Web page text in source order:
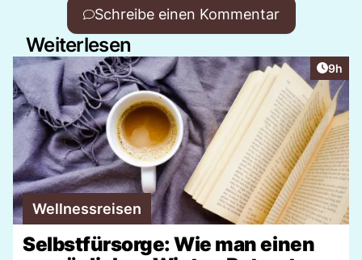
Schreibe einen Kommentar
Weiterlesen
9h
Wellnessreisen
Selbstfürsorge: Wie man einen